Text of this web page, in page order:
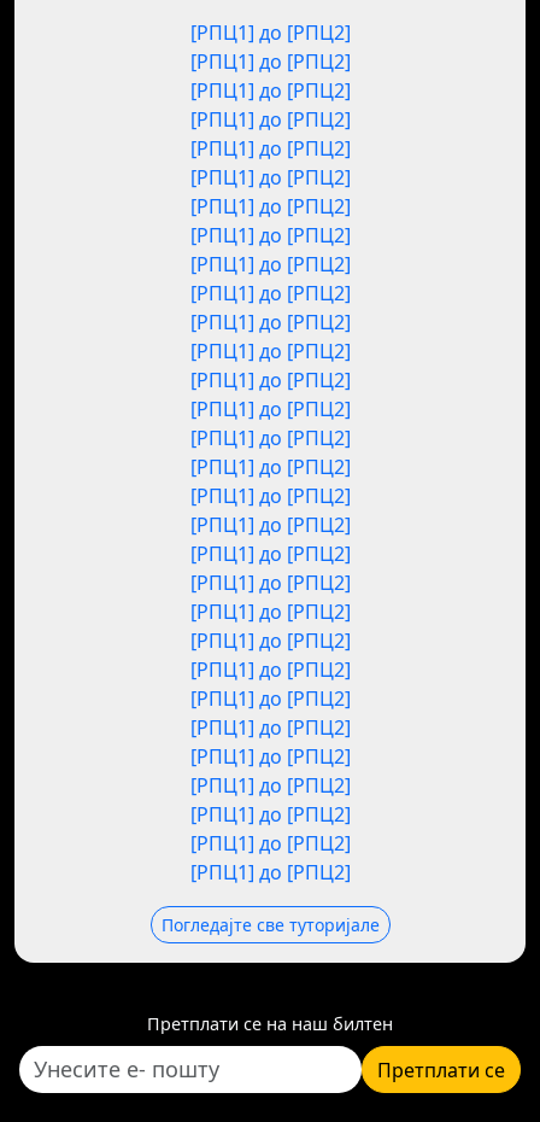
[РПЦ1] до [РПЦ2]
[РПЦ1] до [РПЦ2]
[РПЦ1] до [РПЦ2]
[РПЦ1] до [РПЦ2]
[РПЦ1] до [РПЦ2]
[РПЦ1] до [РПЦ2]
[РПЦ1] до [РПЦ2]
[РПЦ1] до [РПЦ2]
[РПЦ1] до [РПЦ2]
[РПЦ1] до [РПЦ2]
[РПЦ1] до [РПЦ2]
[РПЦ1] до [РПЦ2]
[РПЦ1] до [РПЦ2]
[РПЦ1] до [РПЦ2]
[РПЦ1] до [РПЦ2]
[РПЦ1] до [РПЦ2]
[РПЦ1] до [РПЦ2]
[РПЦ1] до [РПЦ2]
[РПЦ1] до [РПЦ2]
[РПЦ1] до [РПЦ2]
[РПЦ1] до [РПЦ2]
[РПЦ1] до [РПЦ2]
[РПЦ1] до [РПЦ2]
[РПЦ1] до [РПЦ2]
[РПЦ1] до [РПЦ2]
[РПЦ1] до [РПЦ2]
[РПЦ1] до [РПЦ2]
[РПЦ1] до [РПЦ2]
[РПЦ1] до [РПЦ2]
[РПЦ1] до [РПЦ2]
Погледајте све туторијале
Претплати се на наш билтен
Претплати се